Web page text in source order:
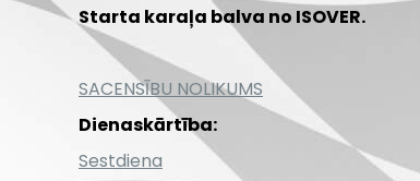
Starta karaļa balva no ISOVER.
SACENSĪBU NOLIKUMS
Dienaskārtība:
Sestdiena